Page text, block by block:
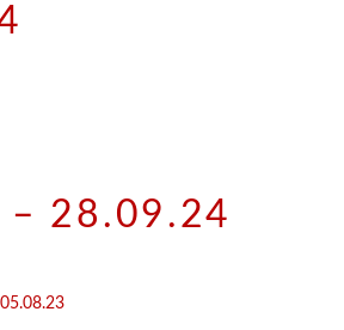
– 28.09.24